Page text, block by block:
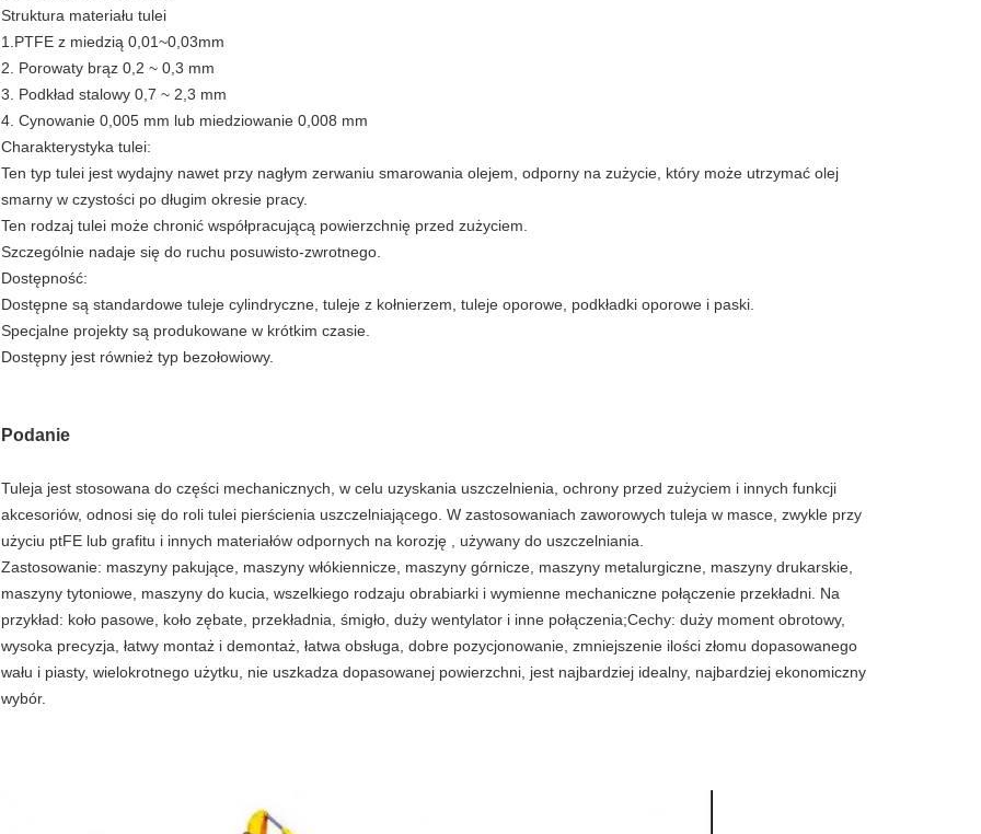
Struktura materiału tulei
1.PTFE z miedzią 0,01~0,03mm
2. Porowaty brąz 0,2 ~ 0,3 mm
3. Podkład stalowy 0,7 ~ 2,3 mm
4. Cynowanie 0,005 mm lub miedziowanie 0,008 mm
Charakterystyka tulei:
Ten typ tulei jest wydajny nawet przy nagłym zerwaniu smarowania olejem, odporny na zużycie, który może utrzymać olej
smarny w czystości po długim okresie pracy.
Ten rodzaj tulei może chronić współpracującą powierzchnię przed zużyciem.
Szczególnie nadaje się do ruchu posuwisto-zwrotnego.
Dostępność:
Dostępne są standardowe tuleje cylindryczne, tuleje z kołnierzem, tuleje oporowe, podkładki oporowe i paski.
Specjalne projekty są produkowane w krótkim czasie.
Dostępny jest również typ bezołowiowy.
Podanie
Tuleja jest stosowana do części mechanicznych, w celu uzyskania uszczelnienia, ochrony przed zużyciem i innych funkcji
akcesoriów, odnosi się do roli tulei pierścienia uszczelniającego. W zastosowaniach zaworowych tuleja w masce, zwykle przy
użyciu ptFE lub grafitu i innych materiałów odpornych na korozję , używany do uszczelniania.
Zastosowanie: maszyny pakujące, maszyny włókiennicze, maszyny górnicze, maszyny metalurgiczne, maszyny drukarskie,
maszyny tytoniowe, maszyny do kucia, wszelkiego rodzaju obrabiarki i wymienne mechaniczne połączenie przekładni. Na
przykład: koło pasowe, koło zębate, przekładnia, śmigło, duży wentylator i inne połączenia;Cechy: duży moment obrotowy,
wysoka precyzja, łatwy montaż i demontaż, łatwa obsługa, dobre pozycjonowanie, zmniejszenie ilości złomu dopasowanego
wału i piasty, wielokrotnego użytku, nie uszkadza dopasowanej powierzchni, jest najbardziej idealny, najbardziej ekonomiczny
wybór.